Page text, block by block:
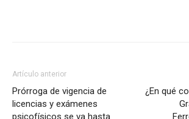
Artículo anterior
Prórroga de vigencia de
licencias y exámenes
psicofísicos se va hasta
¿En qué